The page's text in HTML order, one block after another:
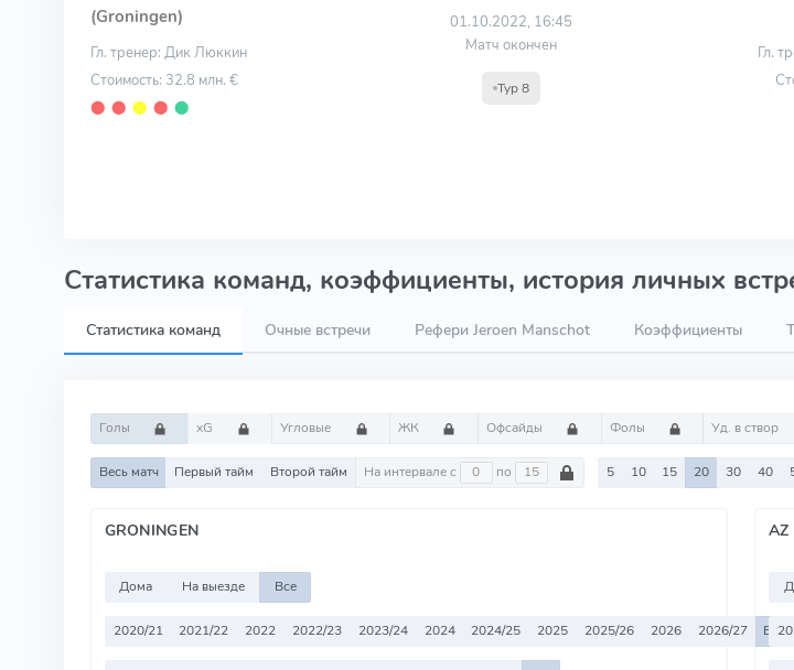
(Groningen)
Гл. тренер: Дик Люккин
Стоимость: 32.8 млн. €
⬤ ⬤ ⬤ ⬤ ⬤
01.10.2022, 16:45
Матч окончен
Тур 8
Гл.
Статистика команд, коэффициенты, история личных
Статистика команд Очные встречи Рефери Jeroen Manschot Коэффициенты
Голы xG Угловые ЖК Офсайды Фолы Уд. в створ
Весь матч Первый тайм Второй тайм На интервале с по 5 10 15 20 30 40
GRONINGEN
Дома На выезде Все
2020/21 2021/22 2022 2022/23 2023/24 2024 2024/25 2025 2025/26 2026 2026/27 Все
AZ